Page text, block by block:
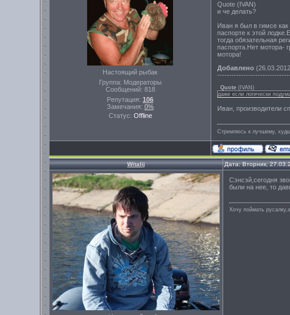
Настоящий рыбак
Группа: Модераторы
Сообщений: 818
Репутация: 106
Замечания: 0%
Статус: Offline
Quote (IVAN)
и че делать?
Иван я был в гимсе как
паспорте к этой
тогда обязательная
паспорта.Нет мотора-
мотора!
Добавлено
Quote ( IVAN )
даже если логически
Иван, производители
Стремлюсь к лучшему,
Witalij Дата: Вторник,
Сэнсэй,сегодня
были на нее, то
Хочу поймать